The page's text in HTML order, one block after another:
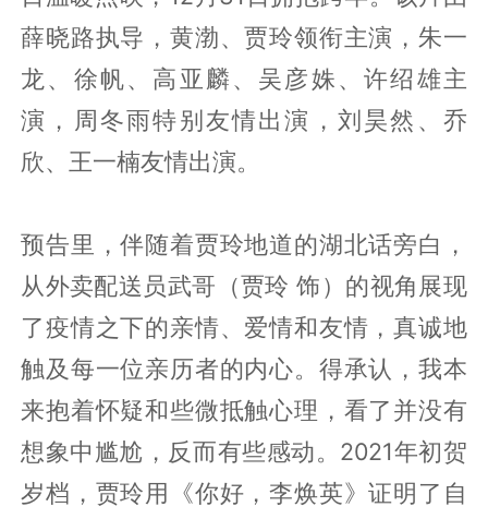
薛晓路执导，黄渤、贾玲领衔主演，朱一
龙、徐帆、高亚麟、吴彦姝、许绍雄主
演，周冬雨特别友情出演，刘昊然、乔
欣、王一楠友情出演。
预告里，伴随着贾玲地道的湖北话旁白，
从外卖配送员武哥（贾玲 饰）的视角展现
了疫情之下的亲情、爱情和友情，真诚地
触及每一位亲历者的内心。得承认，我本
来抱着怀疑和些微抵触心理，看了并没有
想象中尴尬，反而有些感动。2021年初贺
岁档，贾玲用《你好，李焕英》证明了自